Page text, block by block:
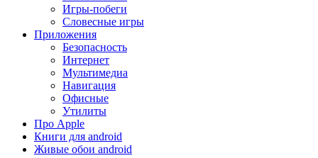
Игры-побеги
Словесные игры
Приложения
Безопасность
Интернет
Мультимедиа
Навигация
Офисные
Утилиты
Про Apple
Книги для android
Живые обои android